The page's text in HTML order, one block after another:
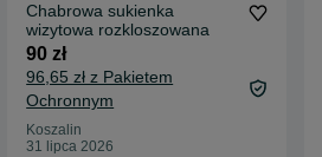
Chabrowa sukienka
wizytowa rozkloszowana
90 zł
96,65 zł z Pakietem
Ochronnym
Koszalin
31 lipca 2026